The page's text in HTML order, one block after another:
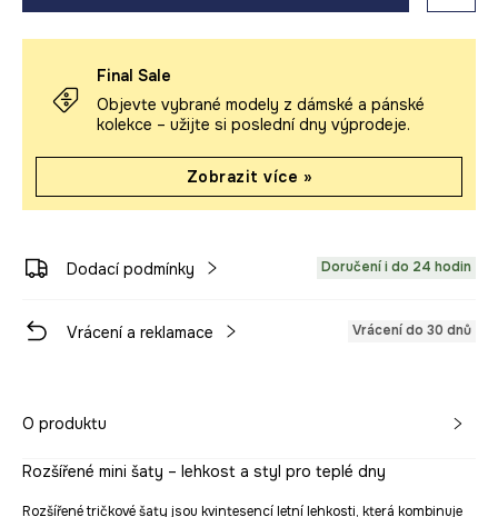
Final Sale
Objevte vybrané modely z dámské a pánské
kolekce – užijte si poslední dny výprodeje.
Zobrazit více »
Dodací podmínky Doručení i do 24 hodin
Vrácení a reklamace Vrácení do 30 dnů
O produktu
Rozšířené mini šaty – lehkost a styl pro teplé dny
Rozšířené tričkové šaty jsou kvintesencí letní lehkosti, která kombinuje